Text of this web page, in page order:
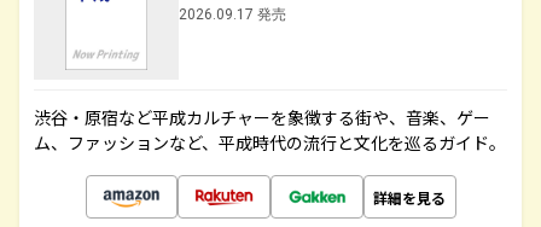
2026.09.17 発売
渋谷・原宿など平成カルチャーを象徴する街や、音楽、ゲー
ム、ファッションなど、平成時代の流行と文化を巡るガイド。
詳細を見る